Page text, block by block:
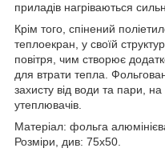
приладів нагріваються
Крім того, спінений
теплоекран, у своїй
повітря, чим створює
для втрати тепла.
захисту від води та пари, на
утеплювачів.
Матеріал: фольга
Розміри, див: 75х50.